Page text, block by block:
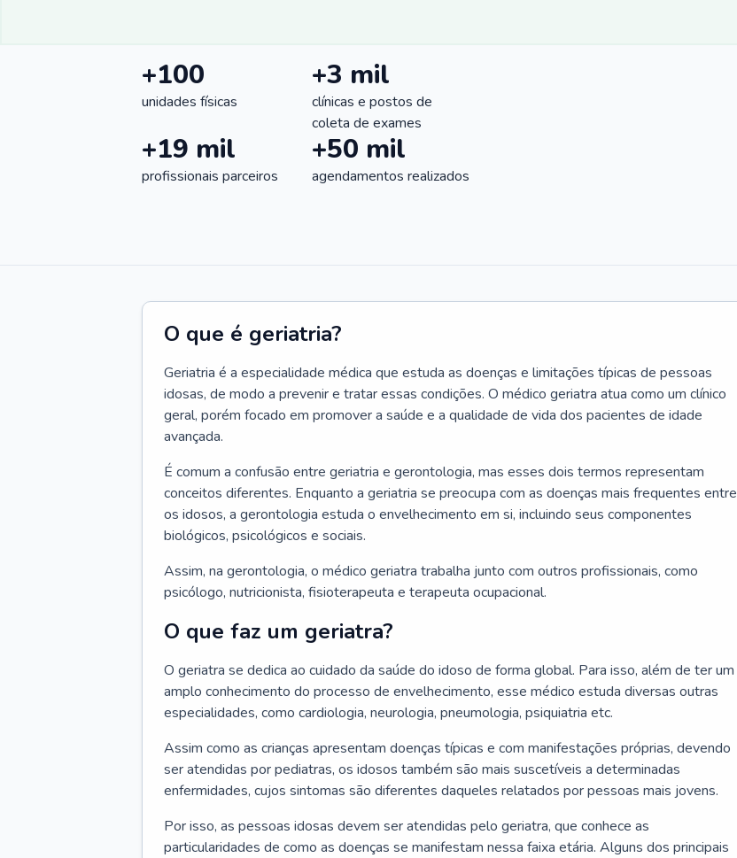
+100
unidades físicas
+3 mil
clínicas e postos de
coleta de exames
+19 mil
profissionais parceiros
+50 mil
agendamentos realizados
O que é geriatria?
Geriatria é a especialidade médica que estuda as doenças e limitações típicas de pessoas
idosas, de modo a prevenir e tratar essas condições. O médico geriatra atua como um clínico
geral, porém focado em promover a saúde e a qualidade de vida dos pacientes de idade
avançada.
É comum a confusão entre geriatria e gerontologia, mas esses dois termos representam
conceitos diferentes. Enquanto a geriatria se preocupa com as doenças mais frequentes entre
os idosos, a gerontologia estuda o envelhecimento em si, incluindo seus componentes
biológicos, psicológicos e sociais.
Assim, na gerontologia, o médico geriatra trabalha junto com outros profissionais, como
psicólogo, nutricionista, fisioterapeuta e terapeuta ocupacional.
O que faz um geriatra?
O geriatra se dedica ao cuidado da saúde do idoso de forma global. Para isso, além de ter um
amplo conhecimento do processo de envelhecimento, esse médico estuda diversas outras
especialidades, como cardiologia, neurologia, pneumologia, psiquiatria etc.
Assim como as crianças apresentam doenças típicas e com manifestações próprias, devendo
ser atendidas por pediatras, os idosos também são mais suscetíveis a determinadas
enfermidades, cujos sintomas são diferentes daqueles relatados por pessoas mais jovens.
Por isso, as pessoas idosas devem ser atendidas pelo geriatra, que conhece as
particularidades de como as doenças se manifestam nessa faixa etária. Alguns dos principais